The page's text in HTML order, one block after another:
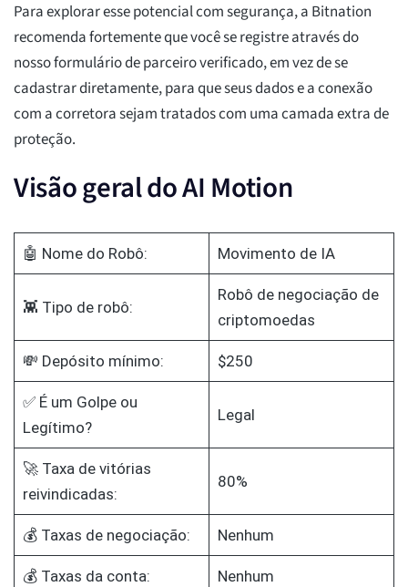
Para explorar esse potencial com segurança, a Bitnation
recomenda fortemente que você se registre através do
nosso formulário de parceiro verificado, em vez de se
cadastrar diretamente, para que seus dados e a conexão
com a corretora sejam tratados com uma camada extra de
proteção.
Visão geral do AI Motion
🤖 Nome do Robô: Movimento de IA
👾 Tipo de robô:
Robô de negociação de
criptomoedas
💸 Depósito mínimo: $250
✅ É um Golpe ou
Legítimo?
Legal
🚀 Taxa de vitórias
reivindicadas:
80%
💰 Taxas de negociação: Nenhum
💰 Taxas da conta: Nenhum